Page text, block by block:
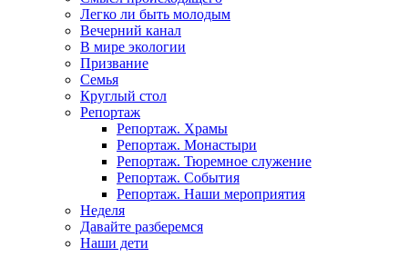
Легко ли быть молодым
Вечерний канал
В мире экологии
Призвание
Семья
Круглый стол
Репортаж
Репортаж. Храмы
Репортаж. Монастыри
Репортаж. Тюремное служение
Репортаж. События
Репортаж. Наши мероприятия
Неделя
Давайте разберемся
Наши дети